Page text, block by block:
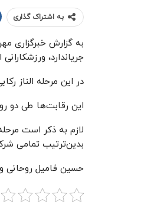
به اشتراک گذاری
به گزارش خبرگزاری
جریاندارد، ورزشکارانی از اسلونی، اتریش و
در این مرحله الناز رکابی با کسب رتبه ۴۵
این رقابت‌ها طی دو
لازم به ذکر است
بدین‌ترتیب تمامی شرکتکنندگان به
حسین فامیل روحانی